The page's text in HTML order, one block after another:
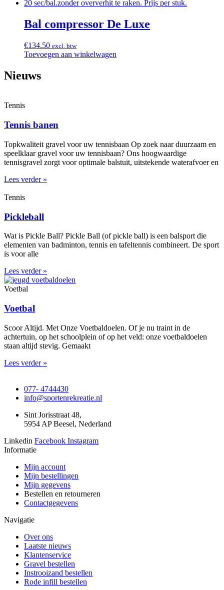
Bal compressor De Luxe
€134.50 excl. btw
Toevoegen aan winkelwagen
Nieuws
Tennis
Tennis banen
Topkwaliteit gravel voor uw tennisbaan Op zoek naar duurzaam en
speelklaar gravel voor uw tennisbaan? Ons hoogwaardige
tennisgravel zorgt voor optimale balstuit, uitstekende waterafvoer en
Lees verder »
Tennis
Pickleball
Wat is Pickle Ball? Pickle Ball (of pickle ball) is een balsport die
elementen van badminton, tennis en tafeltennis combineert. De sport
is voor alle
Lees verder »
Voetbal
Voetbal
Scoor Altijd. Met Onze Voetbaldoelen. Of je nu traint in de
achtertuin, op het schoolplein of op het veld: onze voetbaldoelen
staan altijd stevig. Gemaakt
Lees verder »
077- 4744430
info@sportenrekreatie.nl
Sint Jorisstraat 48,
5954 AP Beesel, Nederland
Linkedin Facebook Instagram
Informatie
Mijn account
Mijn bestellingen
Mijn gegevens
Bestellen en retourneren
Contactgegevens
Navigatie
Over ons
Laatste nieuws
Klantenservice
Gravel bestellen
Instrooizand bestellen
Rode infill bestellen